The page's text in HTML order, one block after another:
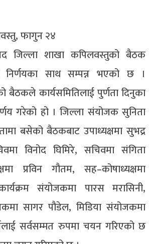
फागुन २४
जिल्ला शाखा कपिलवस्तुको बैठक
निर्णयका साथ सम्पन्न भएको छ ।
बैठकले कार्यसमितिलाई पुर्णता दिनुका
गरेको हो । जिल्ला संयोजक सुनिता
बसेको बैठकबाट उपाध्यक्षमा सुभद्र
विनोद घिमिरे, सचिवमा संगिता
प्रविन गौतम, सह–कोषाध्यक्षमा
संयोजकमा पारस मरासिनी,
सागर पौडेल, मिडिया संयोजकमा
सर्वसम्मत रुपमा चयन गरिएको छ